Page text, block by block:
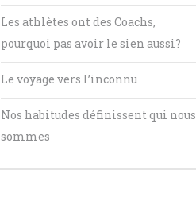
Les athlètes ont des Coachs,
pourquoi pas avoir le sien aussi?
Le voyage vers l’inconnu
Nos habitudes définissent qui nous
sommes